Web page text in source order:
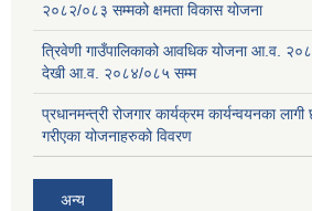
२०८२/०८३ सम्मको क्षमता विकास योजना
त्रिवेणी गाउँपालिकाको आवधिक योजना आ.व.
देखी आ.व. २०८४/०८५ सम्म
प्रधानमन्त्री रोजगार कार्यक्रम कार्यन्वयनका लागी
गरीएका योजनाहरुको विवरण
अन्य